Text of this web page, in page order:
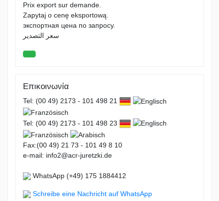
Prix export sur demande.
Zapytaj o cenę eksportową.
экспортная цена по запросу.
سعر التصدير
Επικοινωνία
Tel: (00 49) 2173 - 101 498 21
Tel: (00 49) 2173 - 101 498 23
Fax:(00 49) 21 73 - 101 49 8 10
e-mail: info2@acr-juretzki.de
WhatsApp (+49) 175 1884412
Schreibe eine Nachricht auf WhatsApp